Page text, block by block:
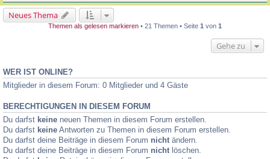
Neues Thema
Themen als gelesen markieren • 21 Themen • Seite 1 von 1
Gehe zu
WER IST ONLINE?
Mitglieder in diesem Forum: 0 Mitglieder und 4 Gäste
BERECHTIGUNGEN IN DIESEM FORUM
Du darfst keine neuen Themen in diesem Forum erstellen.
Du darfst keine Antworten zu Themen in diesem Forum erstellen.
Du darfst deine Beiträge in diesem Forum nicht ändern.
Du darfst deine Beiträge in diesem Forum nicht löschen.